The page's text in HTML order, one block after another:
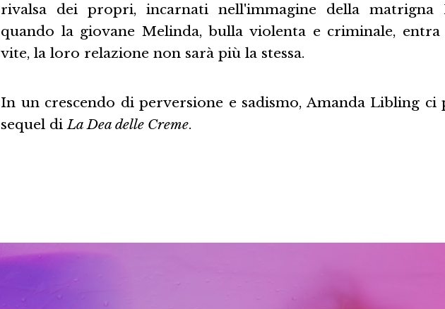
rivalsa dei propri, incarnati nell'immagine della matrigna
quando la giovane Melinda, bulla violenta e criminale,
vite, la loro relazione non sarà più la stessa.
In un crescendo di perversione e sadismo, Amanda Libling ci
sequel di La Dea delle Creme.